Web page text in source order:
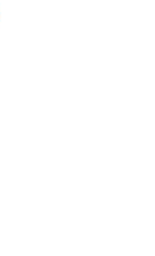
carrinho